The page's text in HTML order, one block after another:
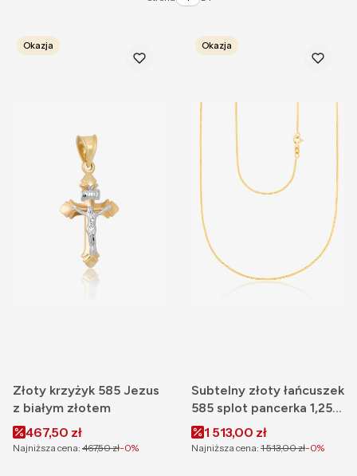
Okazja
Złoty krzyżyk 585 Jezus
z białym złotem
Cena promocyjna
467,50 zł
Najniższa cena: 467,50 zł-0%
Okazja
Subtelny złoty łańcuszek
585 splot pancerka 1,25
mmCena promocyjna
1 513,00 zł
Najniższa cena: 1 513,00 zł-0%